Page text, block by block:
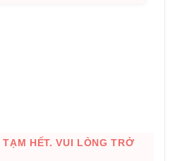
HẾT. VUI LÒNG TRỞ